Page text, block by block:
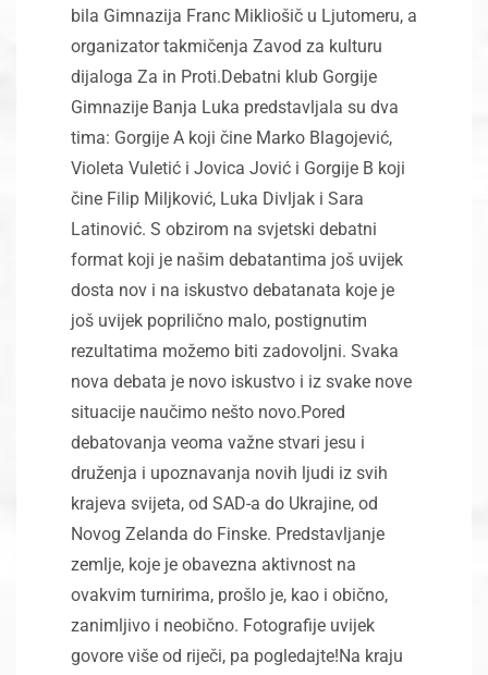
bila Gimnazija Franc Mikliošič u Ljutomeru, a
organizator takmičenja Zavod za kulturu
dijaloga Za in Proti.Debatni klub Gorgije
Gimnazije Banja Luka predstavljala su dva
tima: Gorgije A koji čine Marko Blagojević,
Violeta Vuletić i Jovica Jović i Gorgije B koji
čine Filip Miljković, Luka Divljak i Sara
Latinović. S obzirom na svjetski debatni
format koji je našim debatantima još uvijek
dosta nov i na iskustvo debatanata koje je
još uvijek poprilično malo, postignutim
rezultatima možemo biti zadovoljni. Svaka
nova debata je novo iskustvo i iz svake nove
situacije naučimo nešto novo.Pored
debatovanja veoma važne stvari jesu i
druženja i upoznavanja novih ljudi iz svih
krajeva svijeta, od SAD-a do Ukrajine, od
Novog Zelanda do Finske. Predstavljanje
zemlje, koje je obavezna aktivnost na
ovakvim turnirima, prošlo je, kao i obično,
zanimljivo i neobično. Fotografije uvijek
govore više od riječi, pa pogledajte!Na kraju